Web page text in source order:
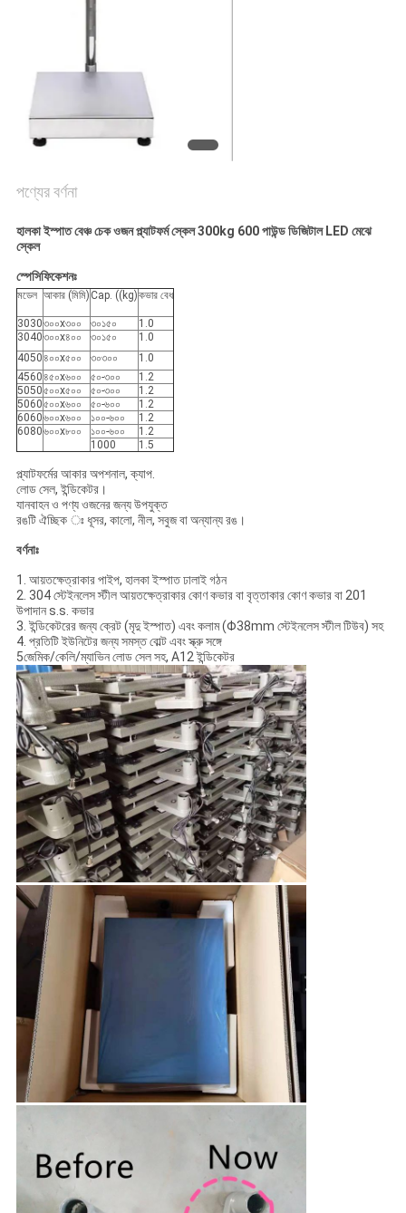
PRIVACY
POLICY
পণ্যের বর্ণনা
হালকা ইস্পাত বেঞ্চ চেক ওজন প্ল্যাটফর্ম স্কেল 300kg 600 পাউন্ড ডিজিটাল LED মেঝে
স্কেল
স্পেসিফিকেশনঃ
মডেল আকার (মিমি) Cap. ((kg)কভার বেধ
3030৩০০x৩০০ ৩০১৫০
1.0
3040৩০০x৪০০ ৩০১৫০
1.0
4050৪০০x৫০০ ৩০৩০০
1.0
4560৪৫০x৬০০ ৫০-৩০০
1.2
5050৫০০x৫০০ ৫০-৩০০
1.2
5060৫০০x৬০০ ৫০-৬০০
1.2
6060৬০০x৬০০ ১০০-৬০০
1.2
6080৬০০x৮০০ ১০০-৬০০
1.2
1000
1.5
প্ল্যাটফর্মের আকার অপশনাল, ক্যাপ.
লোড সেল, ইন্ডিকেটর।
যানবাহন ও পণ্য ওজনের জন্য উপযুক্ত
রঙটি ঐচ্ছিক ঃ ধূসর, কালো, নীল, সবুজ বা অন্যান্য রঙ।
বর্ণনাঃ
1. আয়তক্ষেত্রাকার পাইপ, হালকা ইস্পাত ঢালাই গঠন
2. 304 স্টেইনলেস স্টীল আয়তক্ষেত্রাকার কোণ কভার বা বৃত্তাকার কোণ কভার বা 201
উপাদান s.s. কভার
3. ইন্ডিকেটরের জন্য ক্রেট (মৃদু ইস্পাত) এবং কলাম (Φ38mm স্টেইনলেস স্টীল টিউব) সহ
4. প্রতিটি ইউনিটের জন্য সমস্ত বোল্ট এবং স্ক্রু সঙ্গে
5জেমিক/কেলি/ম্যাভিন লোড সেল সহ, A12 ইন্ডিকেটর